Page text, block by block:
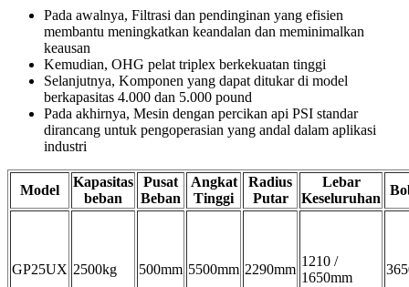
Pada awalnya, Filtrasi dan pendinginan yang efisien
membantu meningkatkan keandalan dan meminimalkan
keausan
Kemudian, OHG pelat triplex berkekuatan tinggi
Selanjutnya, Komponen yang dapat ditukar di model
berkapasitas 4.000 dan 5.000 pound
Pada akhirnya, Mesin dengan percikan api PSI standar
dirancang untuk pengoperasian yang andal dalam aplikasi
industri
Model
Kapasitas
beban
Pusat
Beban
Angkat
Tinggi
Radius
Putar
Lebar
Keseluruhan
GP25UX 2500kg 500mm 5500mm 2290mm
1210 /
1650mm